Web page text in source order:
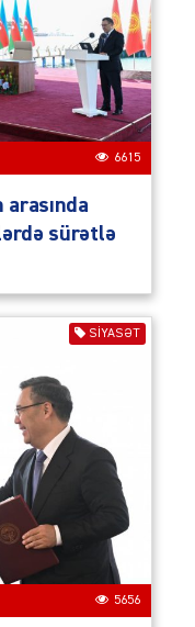
6615
arasında
sürətlə
SIYASƏT
5656